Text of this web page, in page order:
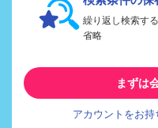
繰り返し検索す
省略
まずは
アカウントをお